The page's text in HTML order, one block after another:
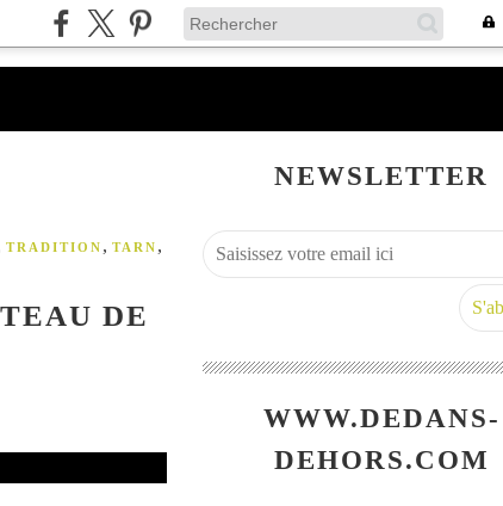
TRADITION , TARN ,
DE
NEWSLETTER
WWW.DEDANS-
DEHORS.COM